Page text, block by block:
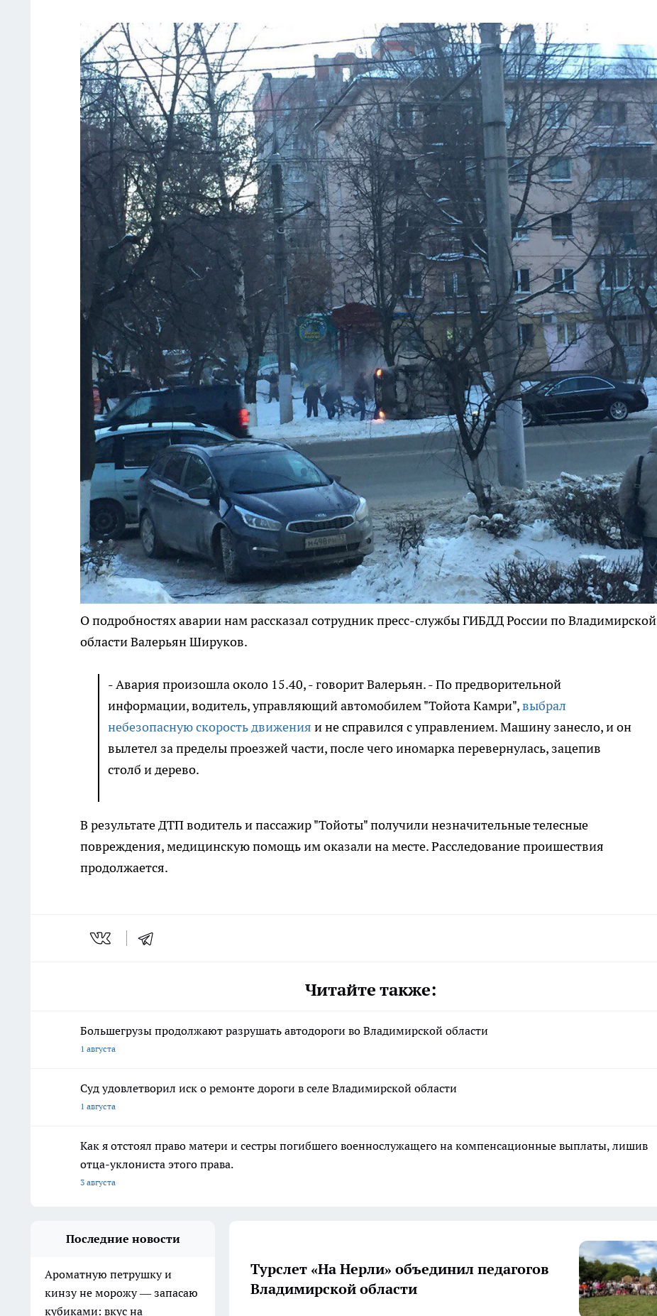
О подробностях аварии нам рассказал сотрудник пресс-службы ГИБДД России по Владимирской
области Валерьян Шируков.
- Авария произошла около 15.40, - говорит Валерьян. - По предворительной
информации, водитель, управляющий автомобилем "Тойота Камри",выбрал
небезопасную скорость движения и не справился с управлением. Машину занесло, и он
вылетел за пределы проезжей части, после чего иномарка перевернулась, зацепив
столб и дерево.
В результате ДТП водитель и пассажир "Тойоты" получили незначительные телесные
повреждения, медицинскую помощь им оказали на месте. Расследование проишествия
продолжается.
Читайте также:
Большегрузы продолжают разрушать автодороги во Владимирской области
1 августа
Суд удовлетворил иск о ремонте дороги в селе Владимирской области
1 августа
Как я отстоял право матери и сестры погибшего военнослужащего на компенсационные выплаты, лишив
отца-уклониста этого права.
3 августа
Последние новости
Ароматную петрушку и
кинзу не морожу — запасаю
кубиками: вкус на
Турслет «На Нерли» объединил педагогов
Владимирской области